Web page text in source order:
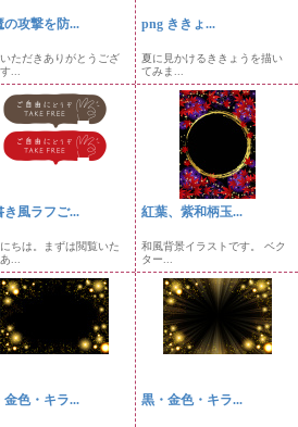
の攻撃を防...
ただきありがとうござ
...
png ききょ...
夏に見かけるききょうを描い
てみま...
き風ラフご...
ちは。まずは閲覧いた
...
紅葉、紫和柄玉...
和風背景イラストです。 ベク
ター...
金色・キラ... 黒・金色・キラ...